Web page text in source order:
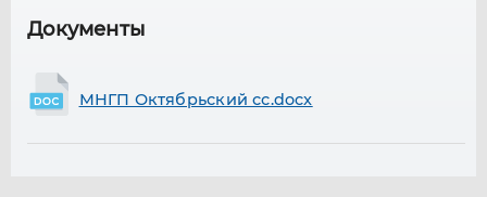
Документы
МНГП Октябрьский сс.docx